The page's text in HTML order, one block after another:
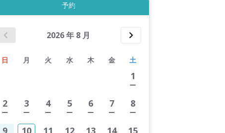
予約
2026年 8 月
日 月 火 水 木 金 土
1
2 3 4 5 6 7 8
9 10 11 12 13 14 15